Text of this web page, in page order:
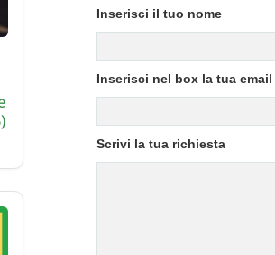
Inserisci il tuo nome
Inserisci nel box la tua email
Scrivi la tua richiesta